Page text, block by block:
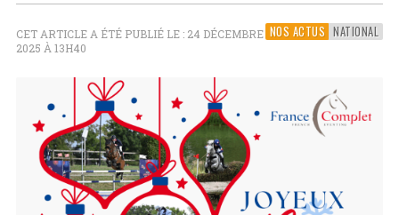
NOS ACTUS NATIONAL
CET ARTICLE A ÉTÉ PUBLIÉ LE : 24 DÉCEMBRE
2025 À 13H40